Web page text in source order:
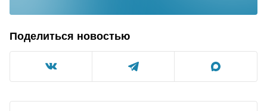
Поделиться новостью